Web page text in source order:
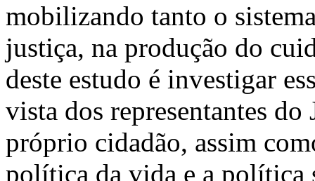
mobilizando tanto o
justiça, na produção do
deste estudo é investigar
vista dos representantes
próprio cidadão, assim
política da vida e a política